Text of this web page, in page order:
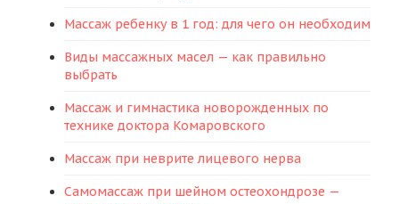
Массаж ребенку в 1 год: для чего он необходим
Виды массажных масел — как правильно
выбрать
Массаж и гимнастика новорожденных по
технике доктора Комаровского
Массаж при неврите лицевого нерва
Самомассаж при шейном остеохондрозе —